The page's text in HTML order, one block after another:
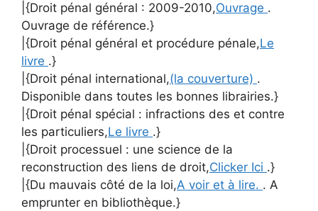
|{Droit pénal général : 2009-2010,Ouvrage .
Ouvrage de référence.}
|{Droit pénal général et procédure pénale,Le
livre .}
|{Droit pénal international,(la couverture) .
Disponible dans toutes les bonnes librairies.}
|{Droit pénal spécial : infractions des et contre
les particuliers,Le livre .}
|{Droit processuel : une science de la
reconstruction des liens de droit,Clicker Ici .}
|{Du mauvais côté de la loi,A voir et à lire. . A
emprunter en bibliothèque.}